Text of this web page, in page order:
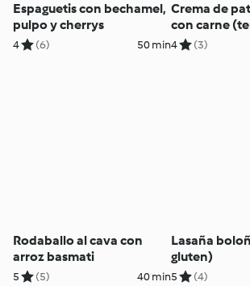
Espaguetis con bechamel,
pulpo y cherrys
4 (6) 50 min
Crema de
con carne
vegetariana)
4 (3)
Rodaballo al cava con
arroz basmati
5 (5) 40 min
Lasaña
gluten)
5 (4)